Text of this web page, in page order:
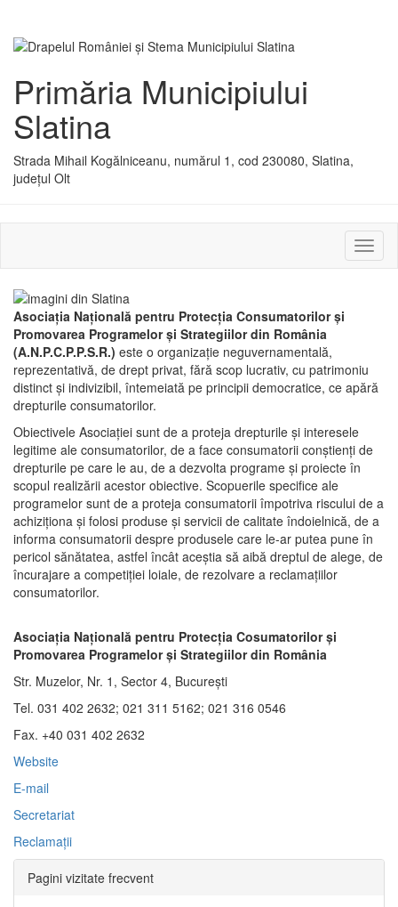
Primăria Municipiului
Slatina
Strada Mihail Kogălniceanu, numărul 1, cod 230080, Slatina,
județul Olt
sau
Asociaţia Naţională pentru Protecţia Consumatorilor şi
Promovarea Programelor şi Strategiilor din România
(A.N.P.C.P.P.S.R.) este o organizaţie neguvernamentală,
reprezentativă, de drept privat, fără scop lucrativ, cu patrimoniu
distinct şi indivizibil, întemeiată pe principii democratice, ce apără
drepturile consumatorilor.
Obiectivele Asociaţiei sunt de a proteja drepturile şi interesele
legitime ale consumatorilor, de a face consumatorii conştienţi de
drepturile pe care le au, de a dezvolta programe şi proiecte în
scopul realizării acestor obiective. Scopuerile specifice ale
programelor sunt de a proteja consumatorii împotriva riscului de a
achiziţiona şi folosi produse şi servicii de calitate îndoielnică, de a
informa consumatorii despre produsele care le-ar putea pune în
pericol sănătatea, astfel încât aceştia să aibă dreptul de alege, de
încurajare a competiţiei loiale, de rezolvare a reclamaţiilor
consumatorilor.
Asociaţia Naţională pentru Protecţia Cosumatorilor şi
Promovarea Programelor şi Strategiilor din România
Str. Muzelor, Nr. 1, Sector 4, Bucureşti
Tel. 031 402 2632; 021 311 5162; 021 316 0546
Fax. +40 031 402 2632
Website
E-mail
Secretariat
Reclamaţii
Pagini vizitate frecvent